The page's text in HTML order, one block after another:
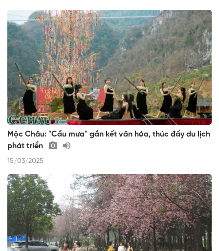
Mộc Châu: "Cầu mưa" gắn kết văn hóa, thúc đẩy du lịch
phát triển
15/03/2025